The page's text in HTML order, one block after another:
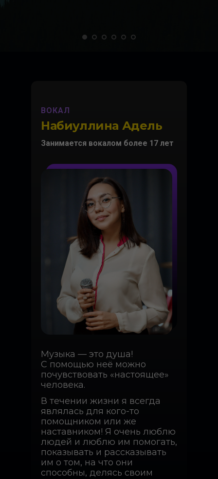
Занимается вокалом более 17 лет
Музыка — это душа!
С помощью неё можно
почувствовать «настоящее»
человека.
В течении жизни я всегда
являлась для кого-то
помощником или же
наставником! Я очень люблю
людей и люблю им помогать,
показывать и рассказывать
им о том, на что они
способны, делясь своим
Набиуллина Адель
ВОКАЛ